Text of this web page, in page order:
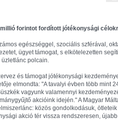
forintot fordított jótékonysági
egészséggel, szociális szférával,
ügyet támogat, s elkötelezetten
polcain.
és támogat jótékonysági
elmondta: "A tavalyi évben több mint
vagyunk valamennyi
akcióink idején." A Magyar
közös gondolkodásuk,
akció tér vissza rendszeresen,